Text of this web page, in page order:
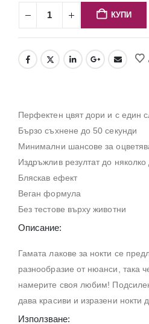
КУПИ
Перфектен цвят дори и с един
Бързо съхнене до 50 секунди
Минимални шансове за
Издръжлив резултат до няколко
Бляскав ефект
Веган формула
Без тестове върху животни
Описание:
Гамата лакове за нокти се
разнообразие от нюанси, така
намерите своя любим!
дава красиви и изразени нокти
Използване: